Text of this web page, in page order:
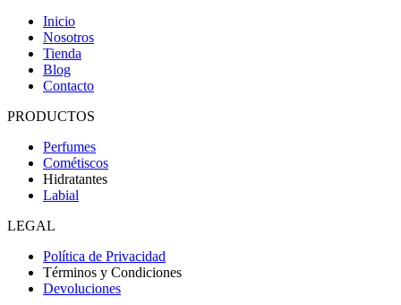
Inicio
Nosotros
Tienda
Blog
Contacto
PRODUCTOS
Perfumes
Cométiscos
Hidratantes
Labial
LEGAL
Política de Privacidad
Términos y Condiciones
Devoluciones